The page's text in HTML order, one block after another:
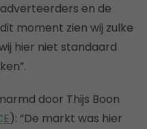
en de
moment zien wij zulke
hier niet standaard
door Thijs Boon
): “De markt was hier